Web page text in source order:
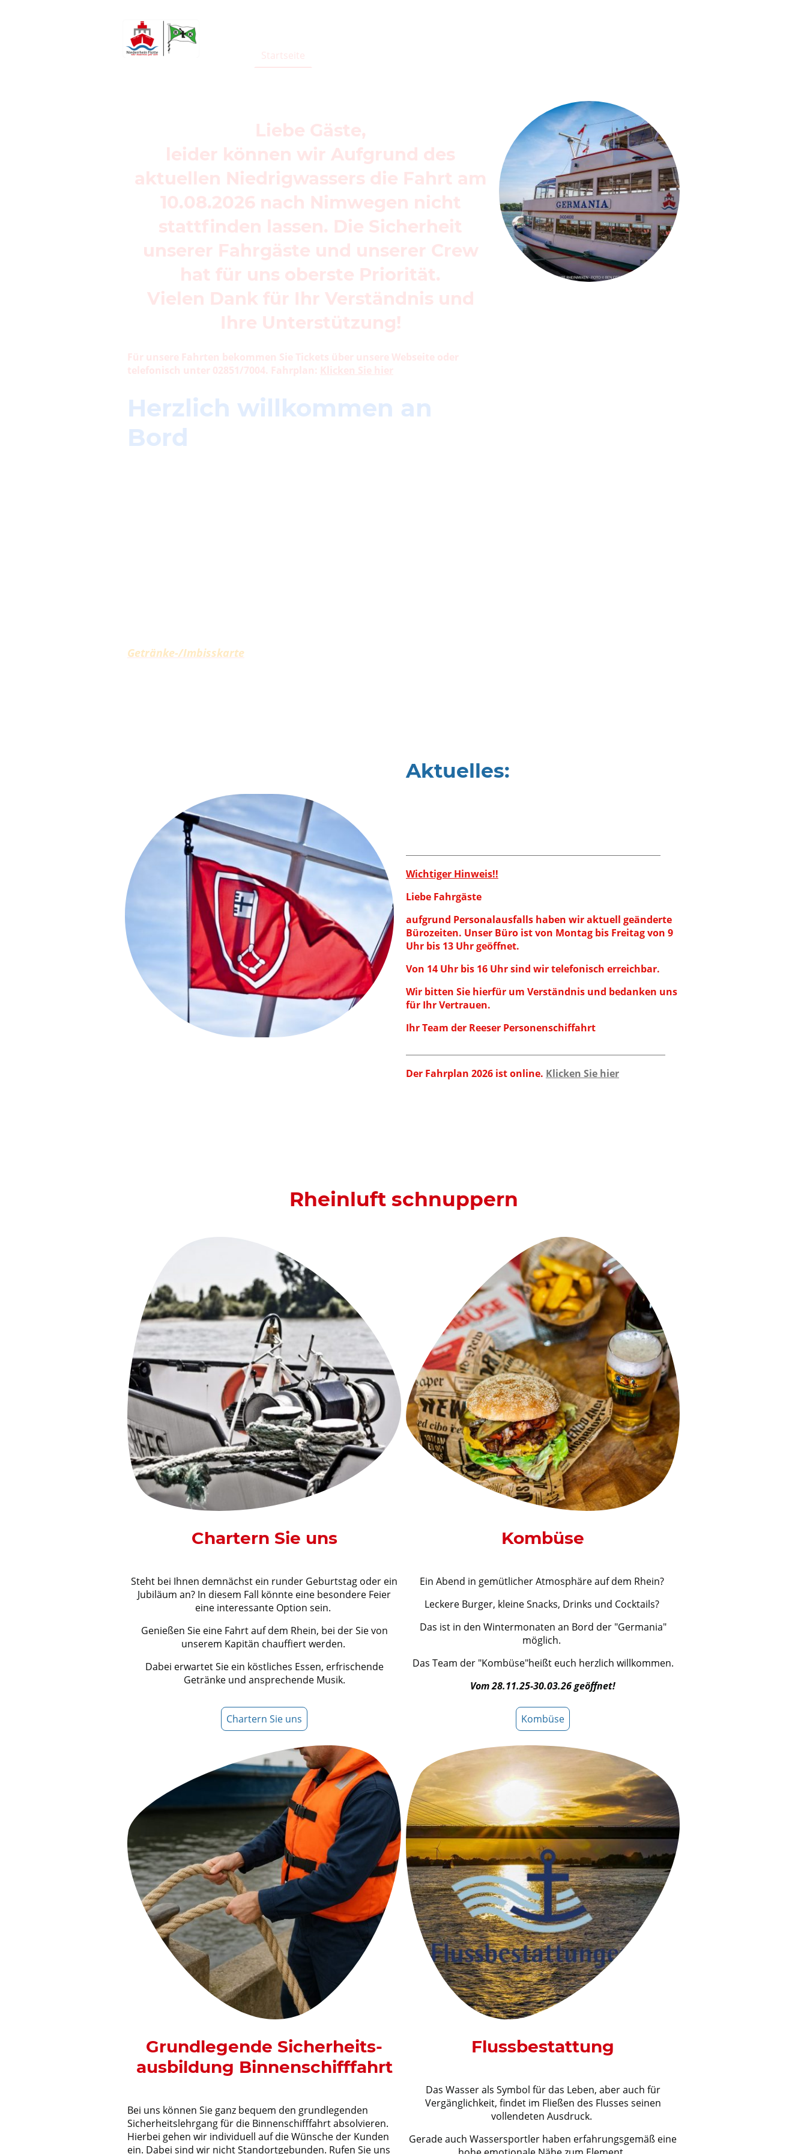
Startseite
Liebe Gäste,
leider können wir Aufgrund des
aktuellen Niedrigwassers die Fahrt am
10.08.2026 nach Nimwegen nicht
stattfinden lassen. Die Sicherheit
unserer Fahrgäste und unserer Crew
hat für uns oberste Priorität.
Vielen Dank für Ihr Verständnis und
Ihre Unterstützung!
Für unsere Fahrten bekommen Sie Tickets über unsere Webseite oder
telefonisch unter 02851/7004. Fahrplan: Klicken Sie hier
Herzlich willkommen an
Bord
Getränke-/Imbisskarte
Aktuelles:
Wichtiger Hinweis!!
Liebe Fahrgäste
aufgrund Personalausfalls haben wir aktuell geänderte
Bürozeiten. Unser Büro ist von Montag bis Freitag von 9
Uhr bis 13 Uhr geöffnet.
Von 14 Uhr bis 16 Uhr sind wir telefonisch erreichbar.
Wir bitten Sie hierfür um Verständnis und bedanken uns
für Ihr Vertrauen.
Ihr Team der Reeser Personenschiffahrt
Der Fahrplan 2026 ist online. Klicken Sie hier
Rheinluft schnuppern
Chartern Sie uns
Steht bei Ihnen demnächst ein runder Geburtstag oder ein
Jubiläum an? In diesem Fall könnte eine besondere Feier
eine interessante Option sein.
Genießen Sie eine Fahrt auf dem Rhein, bei der Sie von
unserem Kapitän chauffiert werden.
Dabei erwartet Sie ein köstliches Essen, erfrischende
Getränke und ansprechende Musik.
Chartern Sie uns
Kombüse
Ein Abend in gemütlicher Atmosphäre auf dem Rhein?
Leckere Burger, kleine Snacks, Drinks und Cocktails?
Das ist in den Wintermonaten an Bord der "Germania"
möglich.
Das Team der "Kombüse"heißt euch herzlich willkommen.
Vom 28.11.25-30.03.26 geöffnet!
Kombüse
Grundlegende Sicherheits-
ausbildung Binnenschifffahrt
Bei uns können Sie ganz bequem den grundlegenden
Sicherheitslehrgang für die Binnenschifffahrt absolvieren.
Hierbei gehen wir individuell auf die Wünsche der Kunden
ein. Dabei sind wir nicht Standortgebunden. Rufen Sie uns
Flussbestattung
Das Wasser als Symbol für das Leben, aber auch für
Vergänglichkeit, findet im Fließen des Flusses seinen
vollendeten Ausdruck.
Gerade auch Wassersportler haben erfahrungsgemäß eine